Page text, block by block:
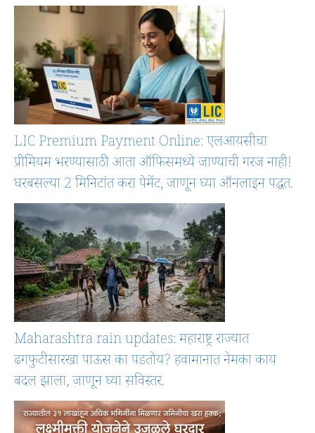
LIC Premium Payment Online: एलआयसीचा
प्रीमियम भरण्यासाठी आता ऑफिसमध्ये जाण्याची गरज नाही!
घरबसल्या 2 मिनिटांत करा पेमेंट, जाणून घ्या ऑनलाइन पद्धत.
Maharashtra rain updates: महाराष्ट्र राज्यात
ढगफुटीसारखा पाऊस का पडतोय? हवामानात नेमका काय
बदल झाला, जाणून घ्या सविस्तर.